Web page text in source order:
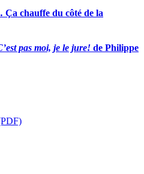
chauffe du côté de la
pas moi, je le jure! de Philippe